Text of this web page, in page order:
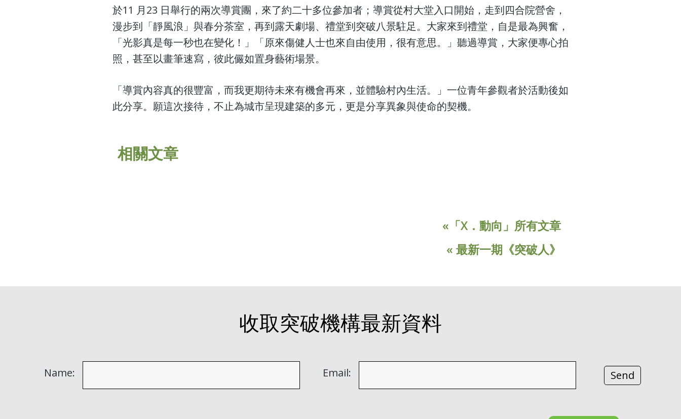
於11 月23 日舉行的兩次導賞團，來了約二十多位參加者；導賞從村大堂入口開始，走到四合院營舍，
漫步到「靜風浪」與春分茶室，再到露天劇場、禮堂到突破八景駐足。大家來到禮堂，自是最為興奮，
「光影真是每一秒也在變化！」「原來傷健人士也來自由使用，很有意思。」聽過導賞，大家便專心拍
照，甚至以畫筆速寫，彼此儼如置身藝術場景。
「導賞內容真的很豐富，而我更期待未來有機會再來，並體驗村內生活。」一位青年參觀者於活動後如
此分享。願這次接待，不止為城市呈現建築的多元，更是分享異象與使命的契機。
相關文章
«「X．動向」所有文章
« 最新一期《突破人》
收取突破機構最新資料
Name: Email: